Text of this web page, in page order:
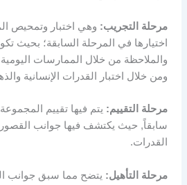
مرحلة التجريب: وهي اختبار وتمحيص
اختيارها في المرحلة السابقة؛ بحيث
والملاحظة من خلال الممارسات
ومن خلال اختبار القدرات الإنسانية
مرحلة التقييم: يتم فيها تقييم
سابقاً, حيث يكتشف فيها جوانب القصور
القدرات.
مرحلة التأهيل: يتضح مما سبق جوانب